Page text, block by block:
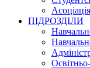
ПІДРОЗДІЛИ